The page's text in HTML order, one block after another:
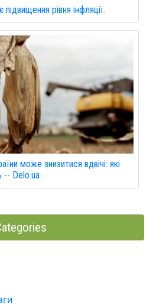
підвищення рівня інфляції.
може знизитися вдвічі: які
-- Delo.ua